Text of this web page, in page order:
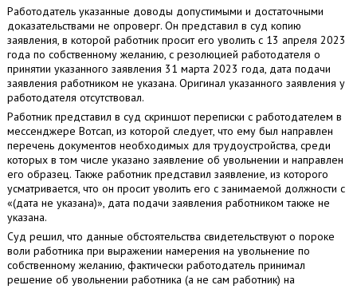
Работодатель указанные доводы допустимыми и достаточными
доказательствами не опроверг. Он представил в суд копию
заявления, в которой работник просит его уволить с 13 апреля 2023
года по собственному желанию, с резолюцией работодателя о
принятии указанного заявления 31 марта 2023 года, дата подачи
заявления работником не указана. Оригинал указанного заявления у
работодателя отсутствовал.
Работник представил в суд скриншот переписки с работодателем в
мессенджере Вотсап, из которой следует, что ему был направлен
перечень документов необходимых для трудоустройства, среди
которых в том числе указано заявление об увольнении и направлен
его образец. Также работник представил заявление, из которого
усматривается, что он просит уволить его с занимаемой должности с
«(дата не указана)», дата подачи заявления работником также не
указана.
Суд решил, что данные обстоятельства свидетельствуют о пороке
воли работника при выражении намерения на увольнение по
собственному желанию, фактически работодатель принимал
решение об увольнении работника (а не сам работник) на